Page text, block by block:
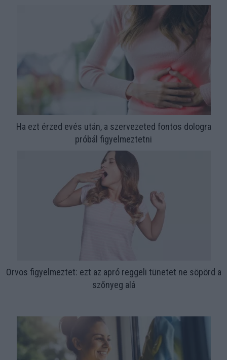
Ha ezt érzed evés után, a szervezeted fontos dologra
próbál figyelmeztetni
Orvos figyelmeztet: ezt az apró reggeli tünetet ne söpörd a
szőnyeg alá